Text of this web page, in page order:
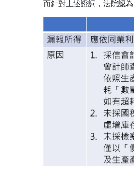
而針對上述證詞，法院認為